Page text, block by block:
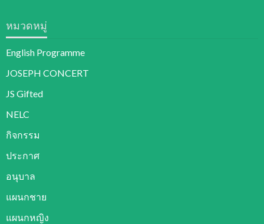
หมวดหมู่
English Programme
JOSEPH CONCERT
JS Gifted
NELC
กิจกรรม
ประกาศ
อนุบาล
แผนกชาย
แผนกหญิง